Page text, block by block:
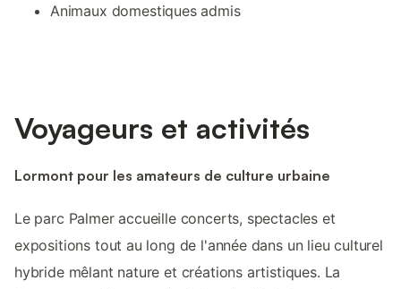
Animaux domestiques admis
Voyageurs et activités
Lormont pour les amateurs de culture urbaine
Le parc Palmer accueille concerts, spectacles et
expositions tout au long de l'année dans un lieu culturel
hybride mêlant nature et créations artistiques. La